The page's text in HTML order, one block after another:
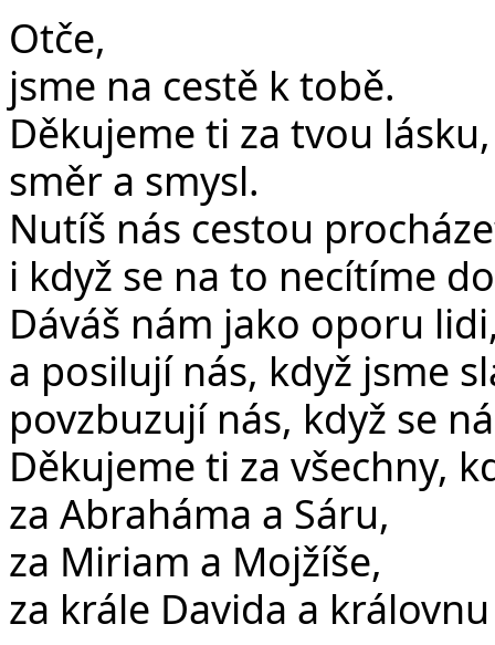
Otče,
jsme na cestě k tobě.
Děkujeme ti za tvou
směr a smysl.
Nutíš nás cestou
i když se na to necítíme
Dáváš nám jako oporu
a posilují nás, když jsme
povzbuzují nás, když se
Děkujeme ti za všechny,
za Abraháma a Sáru,
za Miriam a Mojžíše,
za krále Davida a královnu